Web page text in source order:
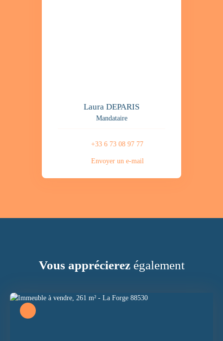
Laura DEPARIS
Mandataire
+33 6 73 08 97 77
Envoyer un e-mail
Vous apprécierezégalement